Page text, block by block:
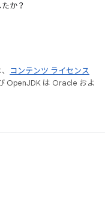
か？
コンテンツ ライセンス
OpenJDK は Oracle およ